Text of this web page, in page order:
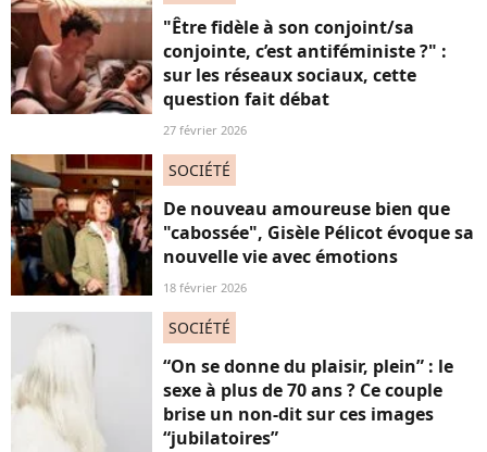
"Être fidèle à son conjoint/sa
conjointe, c’est antiféministe ?" :
sur les réseaux sociaux, cette
question fait débat
27 février 2026
SOCIÉTÉ
De nouveau amoureuse bien que
"cabossée", Gisèle Pélicot évoque sa
nouvelle vie avec émotions
18 février 2026
SOCIÉTÉ
“On se donne du plaisir, plein” : le
sexe à plus de 70 ans ? Ce couple
brise un non-dit sur ces images
“jubilatoires”